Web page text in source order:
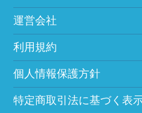
運営会社
利用規約
個人情報保護方針
特定商取引法に基づく表